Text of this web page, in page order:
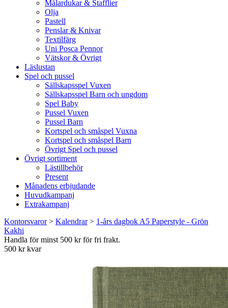
Målardukar & Stafflier
Olja
Pastell
Penslar & Knivar
Textilfärg
Uni Posca Pennor
Vätskor & Övrigt
Läslustan
Spel och pussel
Sällskapsspel Vuxen
Sällskapsspel Barn och ungdom
Spel Baby
Pussel Vuxen
Pussel Barn
Kortspel och småspel Vuxna
Kortspel och småspel Barn
Övrigt Spel och pussel
Övrigt sortiment
Lästillbehör
Present
Månadens erbjudande
Huvudkampanj
Extrakampanj
Kontorsvaror> Kalendrar> 1-års dagbok A5 Paperstyle - Grön
Kakhi
Handla för minst 500 kr för fri frakt.
500 kr kvar